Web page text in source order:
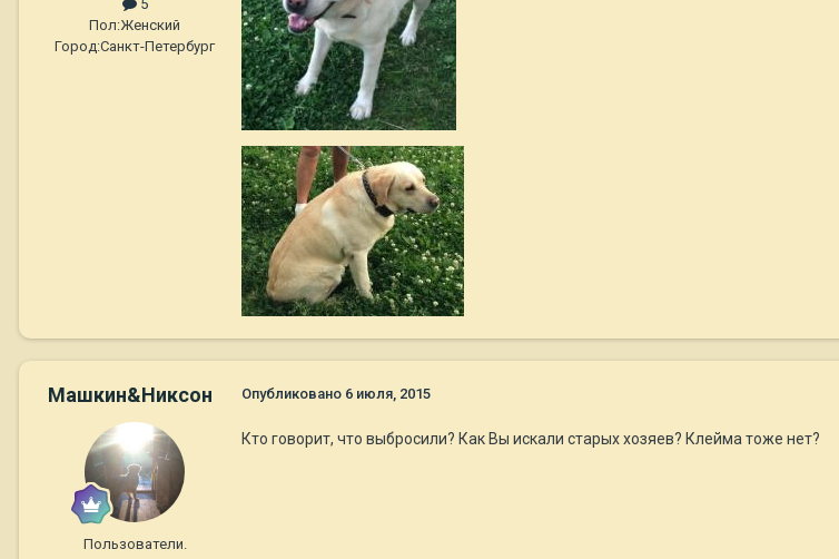
5
Пол:Женский
Город:Санкт-Петербург
Машкин&Никсон
Пользователи.
Опубликовано 6 июля, 2015
Кто говорит, что выбросили? Как Вы искали старых хозяев? Клейма тоже нет?